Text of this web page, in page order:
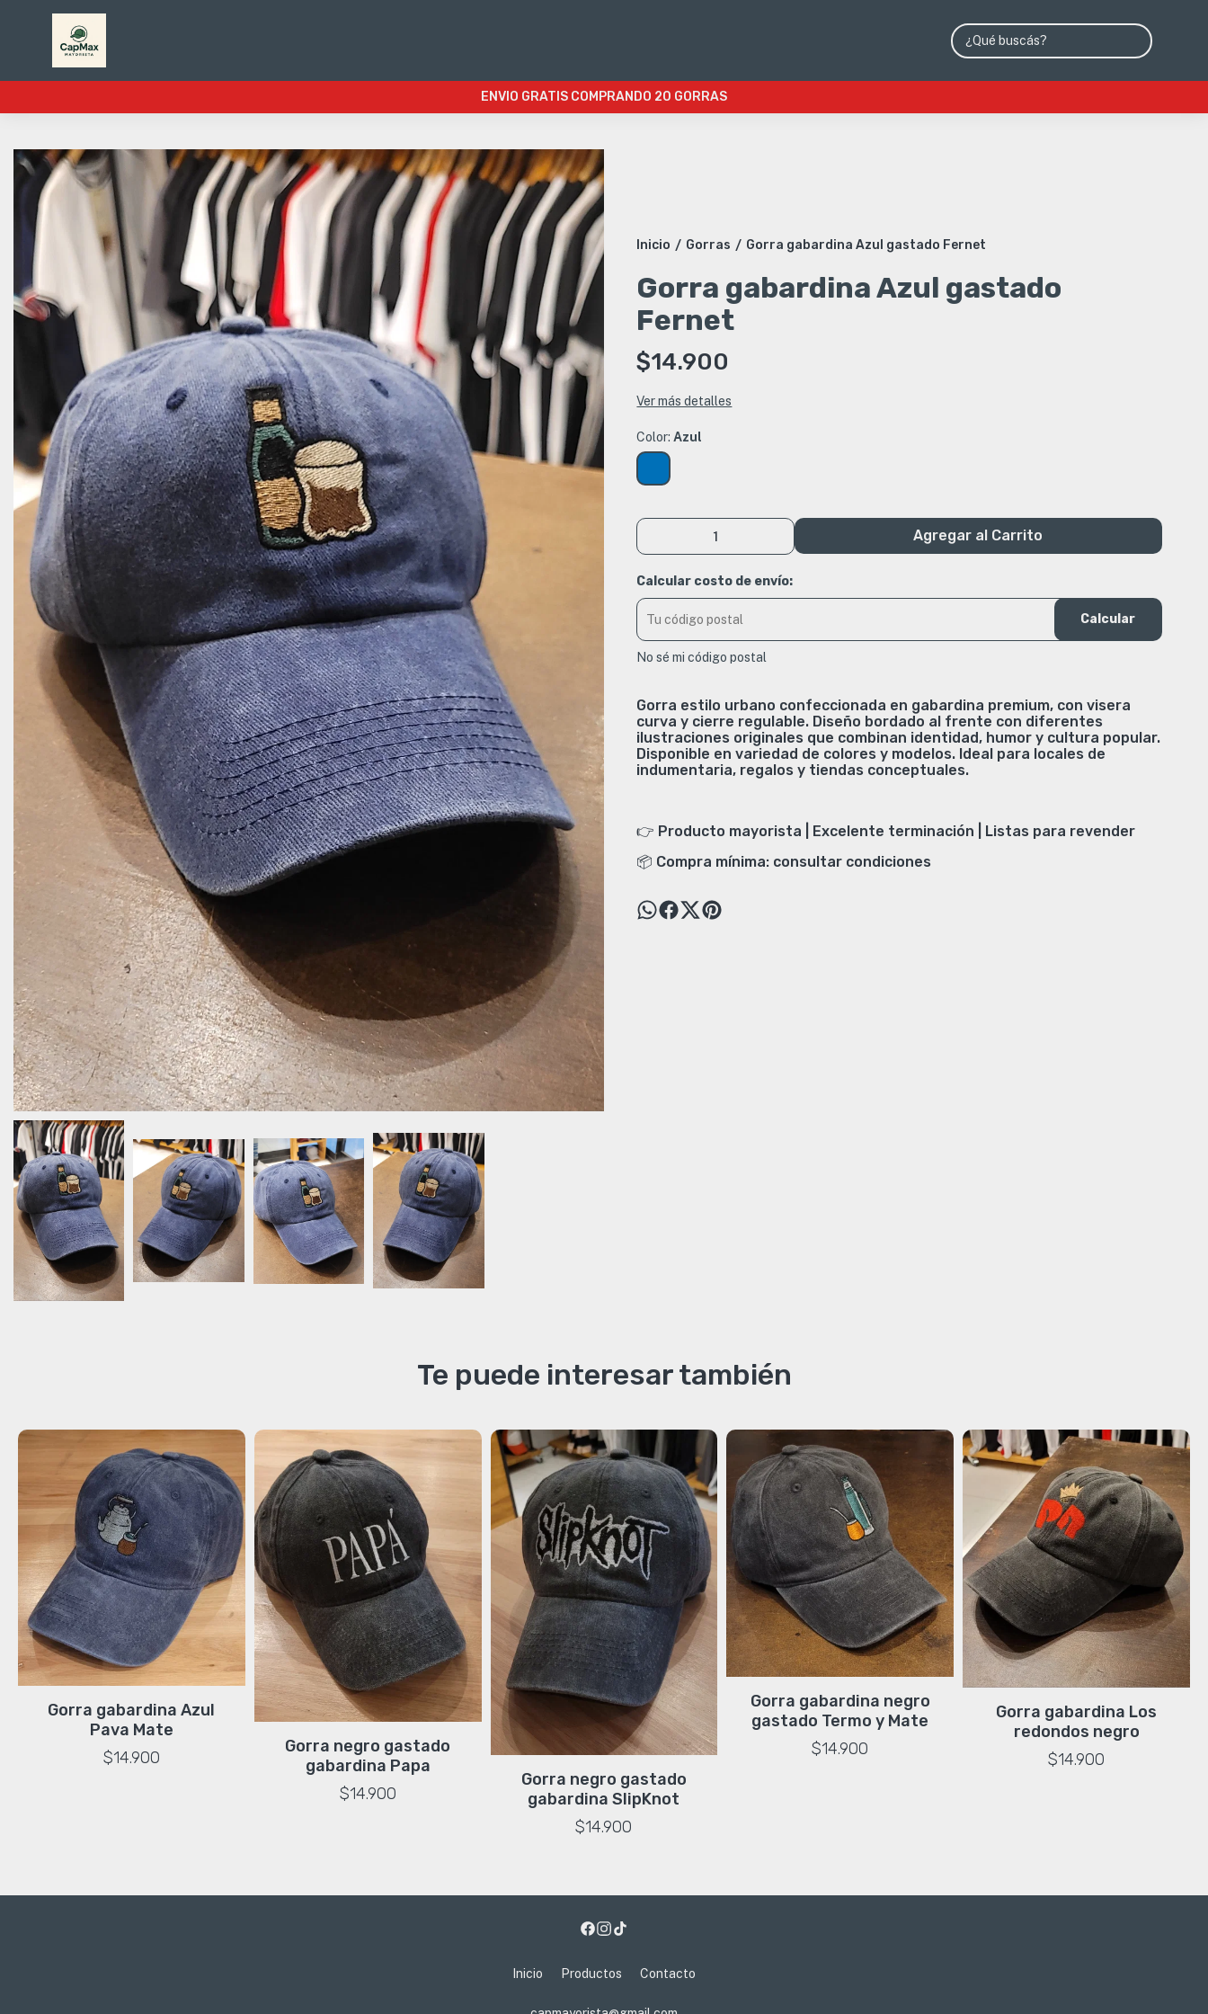
ENVIO GRATIS COMPRANDO 20 GORRAS
Inicio / Gorras / Gorra gabardina Azul gastado Fernet
Gorra gabardina Azul gastado
Fernet
$14.900
Ver más detalles
Color: Azul
Agregar al Carrito
Calcular costo de envío:
Calcular
No sé mi código postal
Gorra estilo urbano confeccionada en gabardina premium, con visera
curva y cierre regulable. Diseño bordado al frente con diferentes
ilustraciones originales que combinan identidad, humor y cultura popular.
Disponible en variedad de colores y modelos. Ideal para locales de
indumentaria, regalos y tiendas conceptuales.
👉 Producto mayorista | Excelente terminación | Listas para revender
📦 Compra mínima: consultar condiciones
Te puede interesar también
Gorra gabardina Azul
Pava Mate
$14.900
Gorra negro gastado
gabardina Papa
$14.900
Gorra negro gastado
gabardina SlipKnot
$14.900
Gorra gabardina negro
gastado Termo y Mate
$14.900
Gorra gabardina Los
redondos negro
$14.900
Inicio Productos Contacto